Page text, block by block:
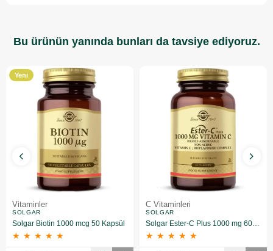
Bu ürünün yanında bunları da tavsiye ediyoruz.
Vitaminler
SOLGAR
Solgar Biotin 1000 mcg 50 Kapsül
★ ★ ★ ★ ★
Yeni
C Vitaminleri
SOLGAR
Solgar Ester-C Plus 1000 mg 60 Kapsül
★ ★ ★ ★ ★